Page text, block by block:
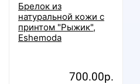
Брелок из
натуральной кожи с
принтом "Рыжик",
Eshemoda
700.00р.